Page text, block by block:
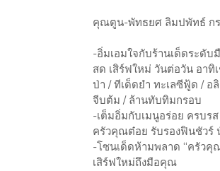
คุณตูน-พัทธยศ ลิมปพัทธ์ กร
-อิ่มเอมใจกับร้านเด็ดระดั
สด เสิร์ฟใหม่ วันต่อวัน อา
ป่า / ทีเด็ดยำ ทะเลซีฟู้ด /
จีบต้ม / ล้านทับทิมกรอบ
-เต็มอิ่มกับเมนูอร่อย ครบร
ครัวคุณต๋อย รับรองฟินชัวร์
-โซนเด็ดห้ามพลาด “ครัว
เสิร์ฟใหม่ถึงมือคุณ